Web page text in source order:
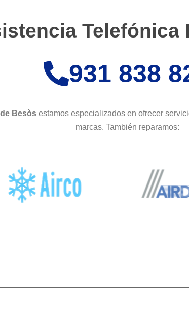
Telefónica
931 838
Besòs estamos especializados en ofrecer
marcas. También reparamos: